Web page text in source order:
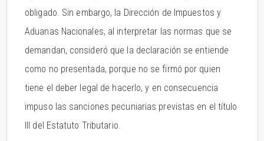
obligado. Sin embargo, la Dirección de Impuestos y
Aduanas Nacionales, al interpretar las normas que se
demandan, consideró que la declaración se entiende
como no presentada, porque no se firmó por quien
tiene el deber legal de hacerlo, y en consecuencia
impuso las sanciones pecuniarias previstas en el título
III del Estatuto Tributario.